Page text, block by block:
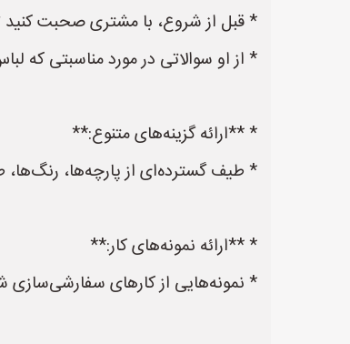
* قبل از شروع، با مشتری صحبت کنید
* از او سوالاتی در مورد مناسبتی که
* **ارائه گزینه‌های متنوع:**
* طیف گسترده‌ای از پارچه‌ها، رنگ‌ها،
* **ارائه نمونه‌های کار:**
* نمونه‌هایی از کارهای سفارشی‌سازی